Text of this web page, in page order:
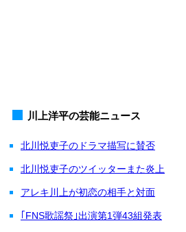
川上洋平の芸能ニュース
北川悦吏子のドラマ描写に賛否
北川悦吏子のツイッターまた炎上
アレキ川上が初恋の相手と対面
｢FNS歌謡祭｣出演第1弾43組発表